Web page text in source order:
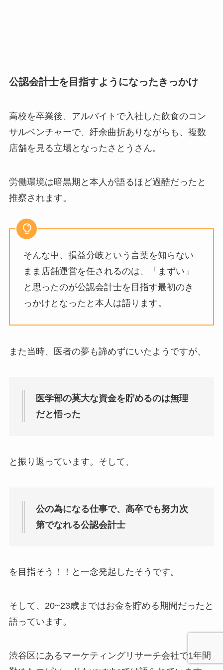
公認会計士を目指すようになったきっかけ
高校を卒業後、アルバイトで入社した飲食のコン
サルベンチャーで、紆余曲折ありながらも、複数
店舗を見る立場となったさとうさん。
労働環境は暗黒期と本人が語るほど過酷だったと
推察されます。
そんな中、損益分岐という言葉を知らない
まま店舗運営を任されるのは、「まずい」
と思ったのが公認会計士を目指す最初のき
っかけとなったと本人は語ります。
また当時、医者の夢も諦めずにいたようですが、
医学部の莫大な資金を貯めるのは無理
だと悟った
と振り返っています。そして、
公の為になる仕事で、高卒でも努力次
第でなれる公認会計士
を目指そう！！と一念発起したそうです。
そして、20~23歳まではお金を貯める期間だったと
語っています。
渋谷区にあるマーケティングリサーチ会社で1年間